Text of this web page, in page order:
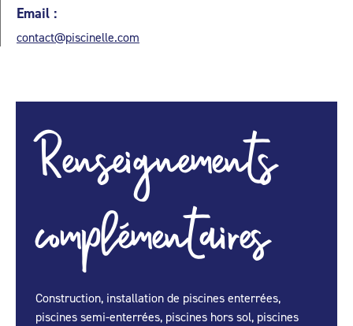
Email :
contact@piscinelle.com
Renseignements
complémentaires
Construction, installation de piscines enterrées,
piscines semi-enterrées, piscines hors sol, piscines